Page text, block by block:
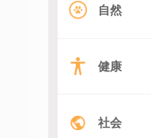
自然
健康
社会